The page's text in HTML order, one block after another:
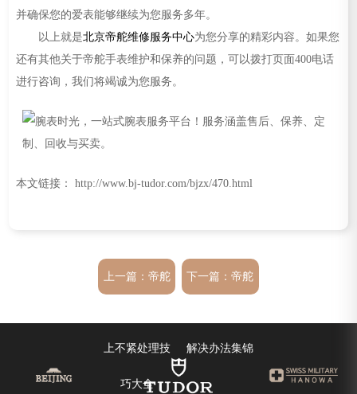
并确保您的爱表能够继续为您服务多年。
以上就是北京帝舵维修服务中心为您分享的精彩内容。如果您
还有其他关于帝舵手表维护和保养的问题，可以拨打页面400电话
进行咨询，我们将竭诚为您服务。
本文链接： http://www.bj-tudor.com/bjzx/470.html
上一篇： 帝舵
上不紧处理技
巧大全
下一篇：帝舵
解决办法集锦